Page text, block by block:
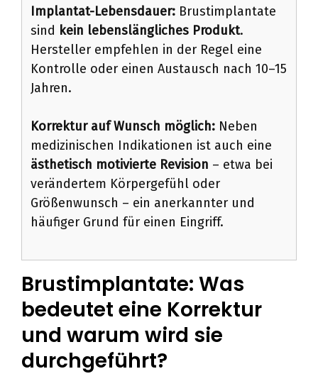
Implantat-Lebensdauer: Brustimplantate
sind kein lebenslängliches Produkt.
Hersteller empfehlen in der Regel eine
Kontrolle oder einen Austausch nach 10–15
Jahren.
Korrektur auf Wunsch möglich: Neben
medizinischen Indikationen ist auch eine
ästhetisch motivierte Revision – etwa bei
verändertem Körpergefühl oder
Größenwunsch – ein anerkannter und
häufiger Grund für einen Eingriff.
Brustimplantate: Was
bedeutet eine Korrektur
und warum wird sie
durchgeführt?